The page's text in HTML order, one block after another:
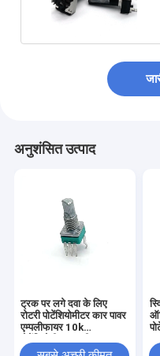
अनुशंसित उत्पाद
ट्रक पर लगे दवा के लिए
रोटरी पोटेंशियोमीटर कार पावर
एम्पलीफायर 10k
वाला 9 मिमी कार्बन